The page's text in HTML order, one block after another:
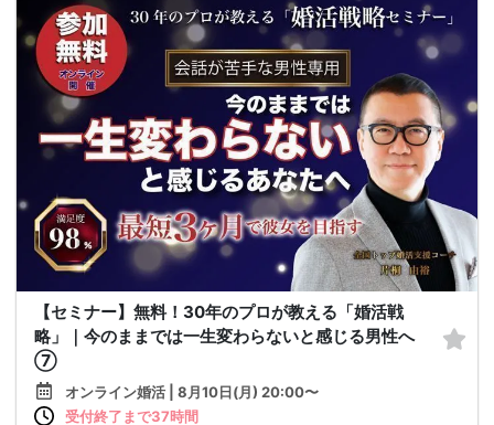
【セミナー】無料！30年のプロが教える「婚活戦
略」｜今のままでは一生変わらないと感じる男性へ
⑦
オンライン婚活 | 8月10日(月) 20:00〜
受付終了まで37時間